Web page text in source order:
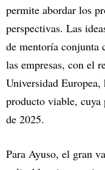
permite abordar los
perspectivas. Las
de mentoría conjunta
las empresas, con el
Universidad
producto viable, cuya
de 2025.
Para Ayuso, el gran